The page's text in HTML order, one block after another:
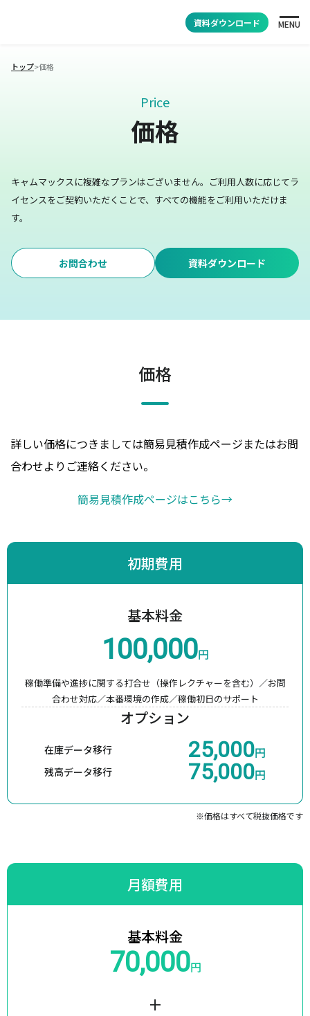
資料ダウンロード MENU
トップ>価格
Price
価格
キャムマックスに複雑なプランはございません。 ご利用人数に応じてラ
イセンスをご契約いただくことで、すべての機能をご利用いただけま
す。
お問合わせ 資料ダウンロード
価格
詳しい価格につきましては簡易見積作成ページまたはお問
合わせよりご連絡ください。
簡易見積作成ページはこちら→
初期費用
基本料金
100,000円
稼働準備や進捗に関する打合せ（操作レクチャーを含む）／お問
合わせ対応／本番環境の作成／稼働初日のサポート
オプション
在庫データ移行 25,000円
残高データ移行 75,000円
※価格はすべて税抜価格です
月額費用
基本料金
70,000円
+